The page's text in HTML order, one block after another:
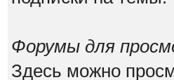
Форумы для
Здесь можно